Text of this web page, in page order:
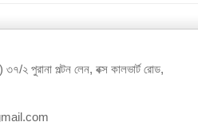
২ পুরানা পল্টন লেন, বক্স কালভার্ট রোড,